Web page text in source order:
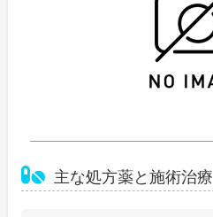
主な処方薬と施術治療